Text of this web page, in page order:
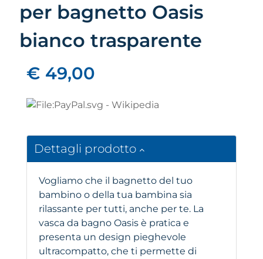
per bagnetto Oasis
bianco trasparente
€ 49,00
Dettagli prodotto
Vogliamo che il bagnetto del tuo
bambino o della tua bambina sia
rilassante per tutti, anche per te. La
vasca da bagno Oasis è pratica e
presenta un design pieghevole
ultracompatto, che ti permette di